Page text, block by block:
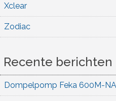
Xclear
Zodiac
Recente berichten
Dompelpomp Feka 600M-